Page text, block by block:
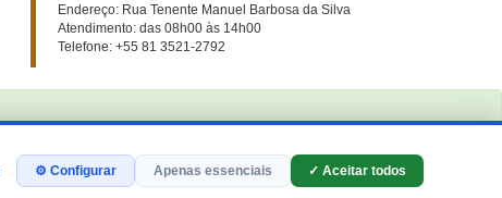
⚙ Configurar Apenas essenciais ✓ Aceitar todos
Endereço: Rua Tenente Manuel Barbosa da Silva
Atendimento: das 08h00 às 14h00
Telefone: +55 81 3521-2792